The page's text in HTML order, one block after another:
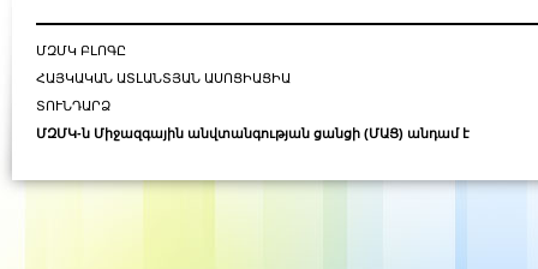
ՄԶՄԿ ԲԼՈԳԸ
ՀԱՅԿԱԿԱՆ ԱՏԼԱՆՏՅԱՆ ԱՍՈՑԻԱՑԻԱ
ՏՈՒՆԴԱՐՁ
ՄԶՄԿ-ն Միջազգային անվտանգության ցանցի (ՄԱՑ) անդամ է